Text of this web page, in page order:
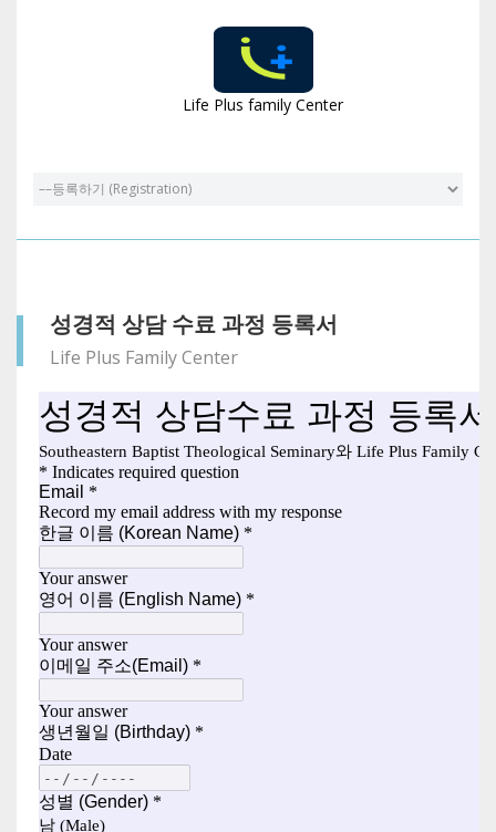
Life Plus family Center
성경적 상담 수료 과정 등록서
Life Plus Family Center